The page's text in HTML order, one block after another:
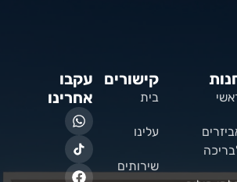
קישורים
בית
עלינו
שירותים
עקבו
אחרינו